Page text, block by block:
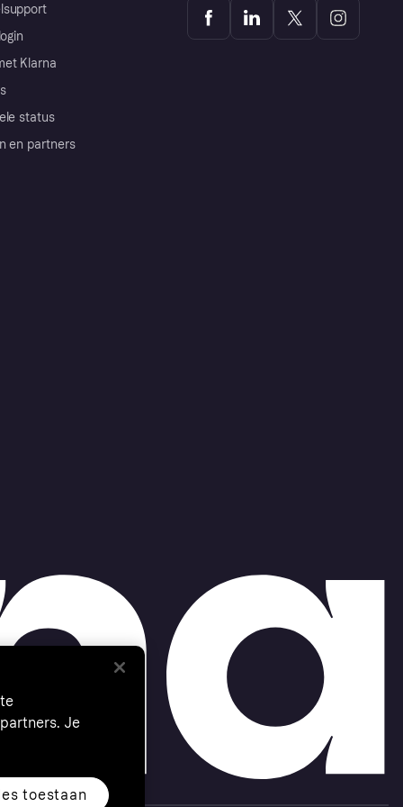
Klarna
status
en partners
Je
toestaan